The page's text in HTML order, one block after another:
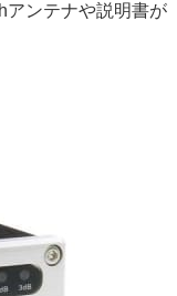
アンテナや説明書が